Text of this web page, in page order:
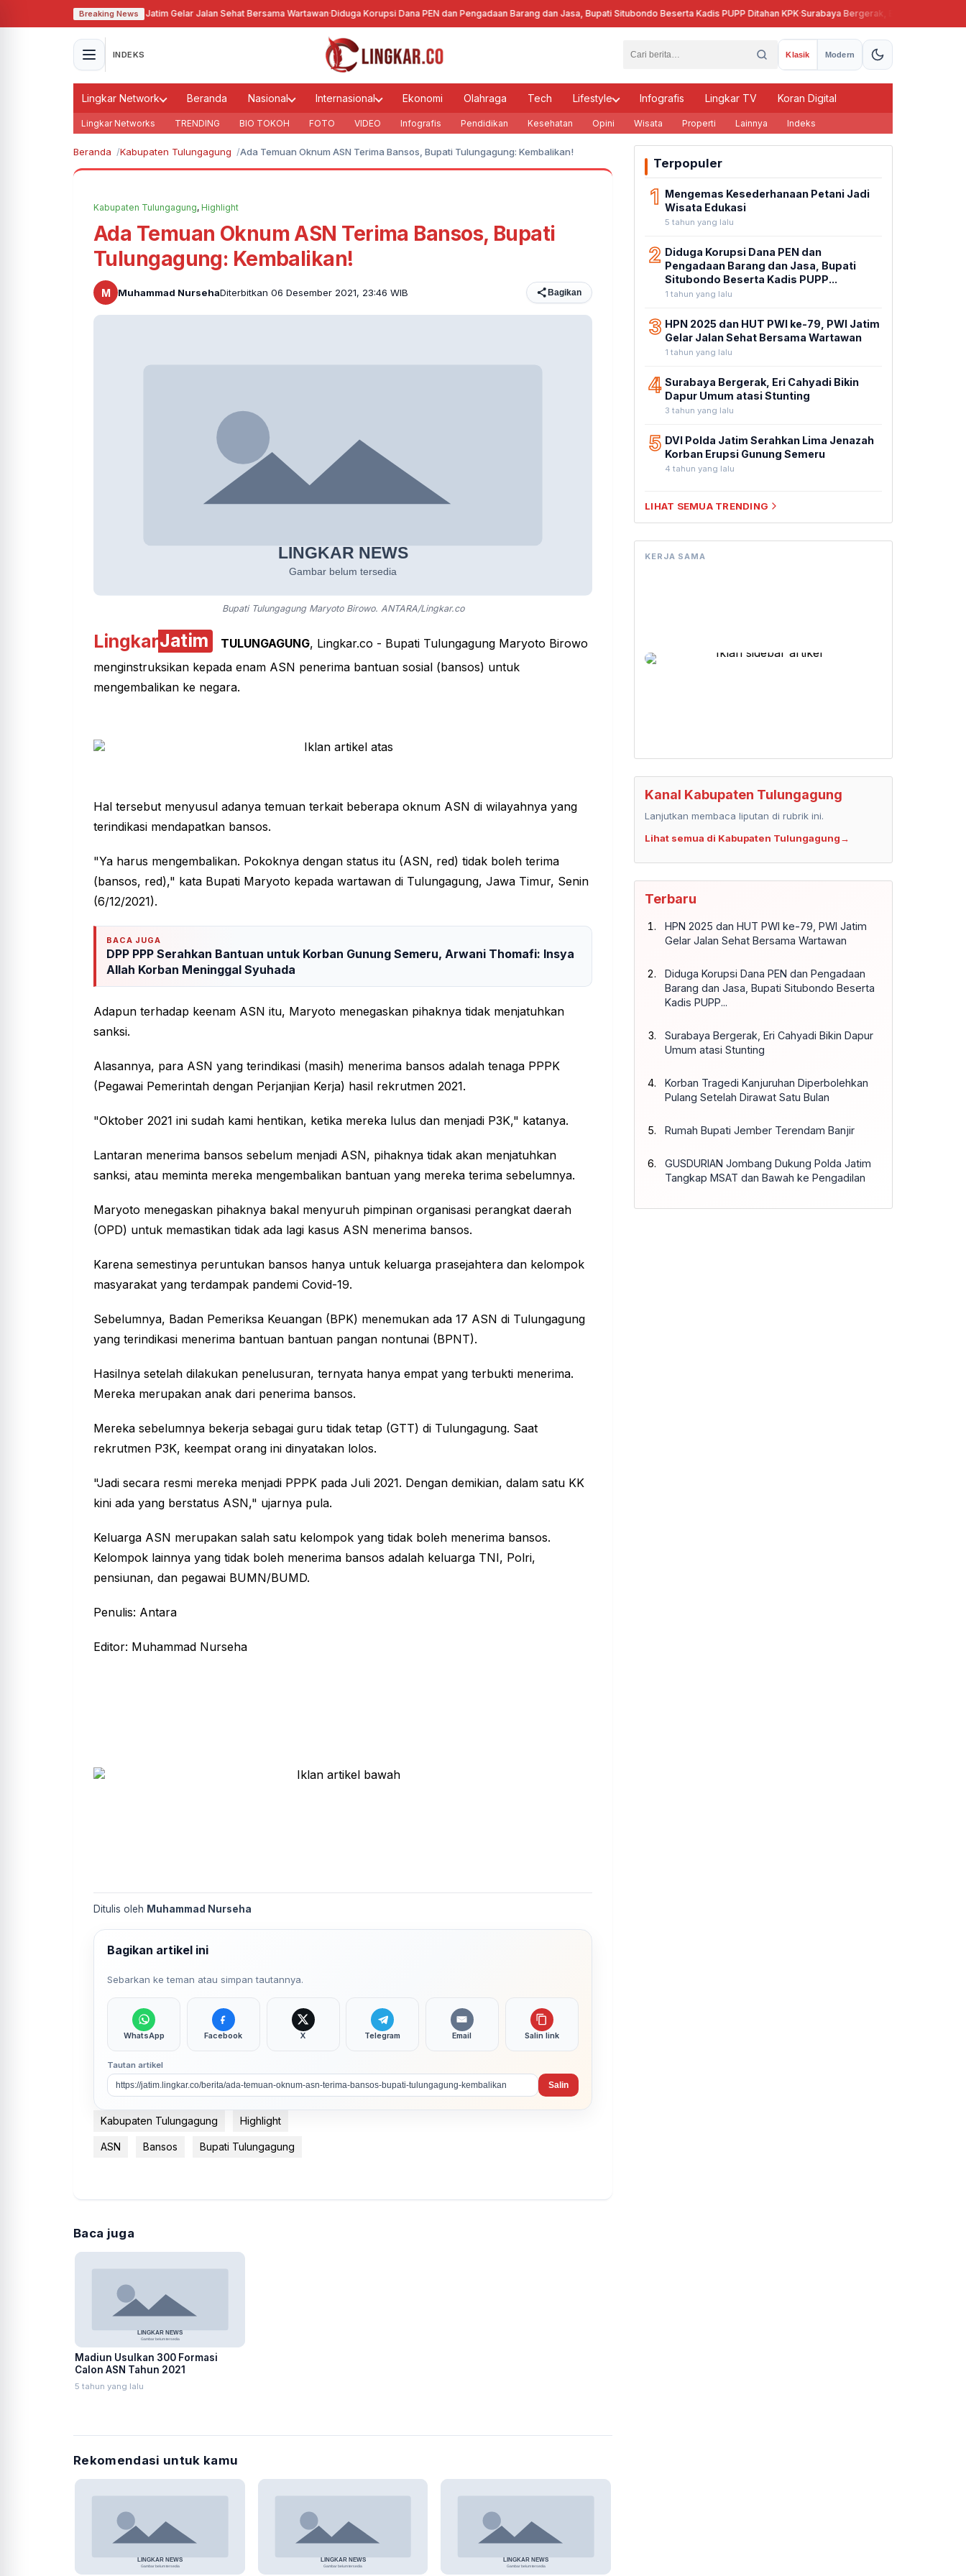
Breaking News
dan HUT PWI ke-79, PWI Jatim Gelar Jalan Sehat Bersama Wartawan·Diduga Korupsi Dana PEN dan Pengadaan Barang dan Jasa, Bupati Situbondo Beserta Kadis PUPP Ditahan KPK·Surabaya Bergerak, Eri Cahyadi Bikin Dapur
INDEKS Klasik Modern
Lingkar Network Beranda Nasional Internasional Ekonomi Olahraga Tech Lifestyle Infografis Lingkar TV Koran Digital
Lingkar Networks TRENDING BIO TOKOH FOTO VIDEO Infografis Pendidikan Kesehatan Opini Wisata Properti Lainnya Indeks
Beranda Kabupaten Tulungagung Ada Temuan Oknum ASN Terima Bansos, Bupati Tulungagung: Kembalikan!
Kabupaten Tulungagung, Highlight
Ada Temuan Oknum ASN Terima Bansos, Bupati
Tulungagung: Kembalikan!
M Muhammad NursehaDiterbitkan 06 Desember 2021, 23:46 WIB Bagikan
Bupati Tulungagung Maryoto Birowo. ANTARA/Lingkar.co
LingkarJatim TULUNGAGUNG, Lingkar.co - Bupati Tulungagung Maryoto Birowo
menginstruksikan kepada enam ASN penerima bantuan sosial (bansos) untuk
mengembalikan ke negara.
Hal tersebut menyusul adanya temuan terkait beberapa oknum ASN di wilayahnya yang
terindikasi mendapatkan bansos.
"Ya harus mengembalikan. Pokoknya dengan status itu (ASN, red) tidak boleh terima
(bansos, red)," kata Bupati Maryoto kepada wartawan di Tulungagung, Jawa Timur, Senin
(6/12/2021).
BACA JUGA
DPP PPP Serahkan Bantuan untuk Korban Gunung Semeru, Arwani Thomafi: Insya
Allah Korban Meninggal Syuhada
Adapun terhadap keenam ASN itu, Maryoto menegaskan pihaknya tidak menjatuhkan
sanksi.
Alasannya, para ASN yang terindikasi (masih) menerima bansos adalah tenaga PPPK
(Pegawai Pemerintah dengan Perjanjian Kerja) hasil rekrutmen 2021.
"Oktober 2021 ini sudah kami hentikan, ketika mereka lulus dan menjadi P3K," katanya.
Lantaran menerima bansos sebelum menjadi ASN, pihaknya tidak akan menjatuhkan
sanksi, atau meminta mereka mengembalikan bantuan yang mereka terima sebelumnya.
Maryoto menegaskan pihaknya bakal menyuruh pimpinan organisasi perangkat daerah
(OPD) untuk memastikan tidak ada lagi kasus ASN menerima bansos.
Karena semestinya peruntukan bansos hanya untuk keluarga prasejahtera dan kelompok
masyarakat yang terdampak pandemi Covid-19.
Sebelumnya, Badan Pemeriksa Keuangan (BPK) menemukan ada 17 ASN di Tulungagung
yang terindikasi menerima bantuan bantuan pangan nontunai (BPNT).
Hasilnya setelah dilakukan penelusuran, ternyata hanya empat yang terbukti menerima.
Mereka merupakan anak dari penerima bansos.
Mereka sebelumnya bekerja sebagai guru tidak tetap (GTT) di Tulungagung. Saat
rekrutmen P3K, keempat orang ini dinyatakan lolos.
"Jadi secara resmi mereka menjadi PPPK pada Juli 2021. Dengan demikian, dalam satu KK
kini ada yang berstatus ASN," ujarnya pula.
Keluarga ASN merupakan salah satu kelompok yang tidak boleh menerima bansos.
Kelompok lainnya yang tidak boleh menerima bansos adalah keluarga TNI, Polri,
pensiunan, dan pegawai BUMN/BUMD.
Penulis: Antara
Editor: Muhammad Nurseha
Ditulis oleh Muhammad Nurseha
Bagikan artikel ini
Sebarkan ke teman atau simpan tautannya.
WhatsApp Facebook X Telegram Email Salin link
Tautan artikel
Salin
Kabupaten Tulungagung Highlight
ASN Bansos Bupati Tulungagung
Baca juga
Madiun Usulkan 300 Formasi
Calon ASN Tahun 2021
5 tahun yang lalu
Rekomendasi untuk kamu
Terpopuler
1 Mengemas Kesederhanaan Petani Jadi
Wisata Edukasi
5 tahun yang lalu
2 Diduga Korupsi Dana PEN dan
Pengadaan Barang dan Jasa, Bupati
Situbondo Beserta Kadis PUPP...
1 tahun yang lalu
3 HPN 2025 dan HUT PWI ke-79, PWI Jatim
Gelar Jalan Sehat Bersama Wartawan
1 tahun yang lalu
4 Surabaya Bergerak, Eri Cahyadi Bikin
Dapur Umum atasi Stunting
3 tahun yang lalu
5 DVI Polda Jatim Serahkan Lima Jenazah
Korban Erupsi Gunung Semeru
4 tahun yang lalu
LIHAT SEMUA TRENDING
KERJA SAMA
Kanal Kabupaten Tulungagung
Lanjutkan membaca liputan di rubrik ini.
Lihat semua di Kabupaten Tulungagung→
Terbaru
HPN 2025 dan HUT PWI ke-79, PWI Jatim
Gelar Jalan Sehat Bersama Wartawan
Diduga Korupsi Dana PEN dan Pengadaan
Barang dan Jasa, Bupati Situbondo Beserta
Kadis PUPP...
Surabaya Bergerak, Eri Cahyadi Bikin Dapur
Umum atasi Stunting
Korban Tragedi Kanjuruhan Diperbolehkan
Pulang Setelah Dirawat Satu Bulan
Rumah Bupati Jember Terendam Banjir
GUSDURIAN Jombang Dukung Polda Jatim
Tangkap MSAT dan Bawah ke Pengadilan